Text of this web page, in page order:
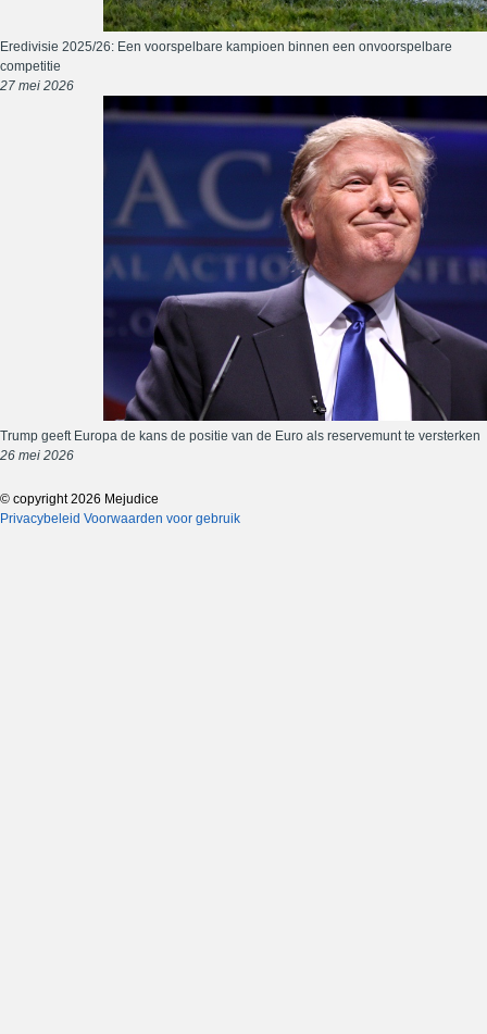
Eredivisie 2025/26: Een voorspelbare kampioen binnen een onvoorspelbare
competitie
27 mei 2026
Trump geeft Europa de kans de positie van de Euro als reservemunt te versterken
26 mei 2026
© copyright 2026 Mejudice
Privacybeleid Voorwaarden voor gebruik